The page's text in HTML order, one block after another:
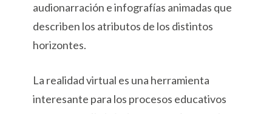
audionarración e infografías animadas que
describen los atributos de los distintos
horizontes.
La realidad virtual es una herramienta
interesante para los procesos educativos